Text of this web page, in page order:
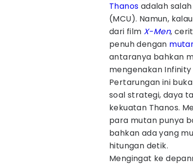
Thanos adalah
(MCU). Namun,
dari film X-Men,
penuh dengan
antaranya bahkan
mengenakan
Pertarungan ini
soal strategi, daya
kekuatan Thanos.
para mutan punya
bahkan ada yang
hitungan detik.
Mengingat ke